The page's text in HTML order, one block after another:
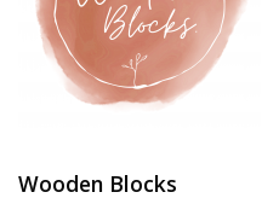
Wooden Blocks